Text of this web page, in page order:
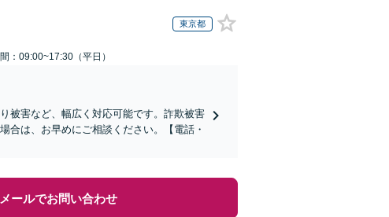
東京都
：09:00~17:30（平日）
被害など、幅広く対応可能です。詐欺被害
合は、お早めにご相談ください。【電話・
メールでお問い合わせ